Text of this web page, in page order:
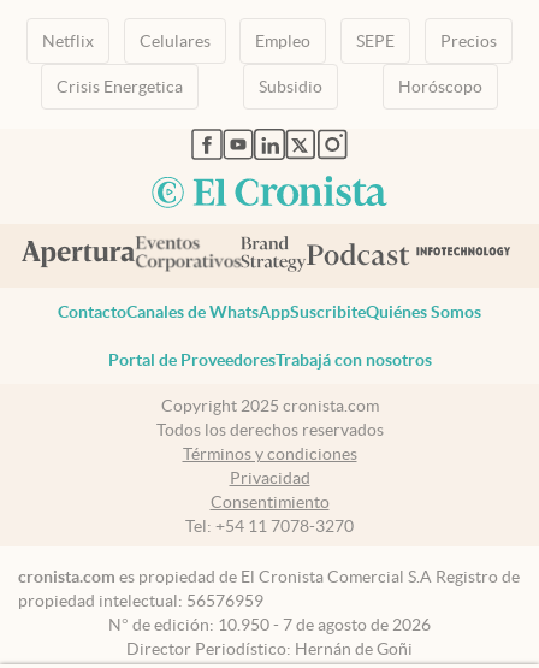
Netflix Celulares Empleo SEPE Precios
Crisis Energetica Subsidio Horóscopo
abre en nueva pestaña
abre en nueva pestaña
abre en nueva pestaña
abre en nueva pestaña
abre en nueva pestaña
ContactoCanales de WhatsAppSuscribiteQuiénes Somos
Portal de ProveedoresTrabajá con nosotros
Copyright 2025 cronista.com
Todos los derechos reservados
Términos y condiciones
Privacidad
Consentimiento
Tel: +54 11 7078-3270
cronista.com es propiedad de El Cronista Comercial S.A Registro de
propiedad intelectual: 56576959
N° de edición: 10.950 - 7 de agosto de 2026
Director Periodístico: Hernán de Goñi